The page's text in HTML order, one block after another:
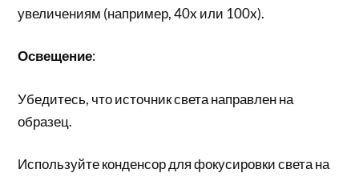
увеличениям (например, 40x или 100x).
Освещение:
Убедитесь, что источник света направлен на
образец.
Используйте конденсор для фокусировки света на